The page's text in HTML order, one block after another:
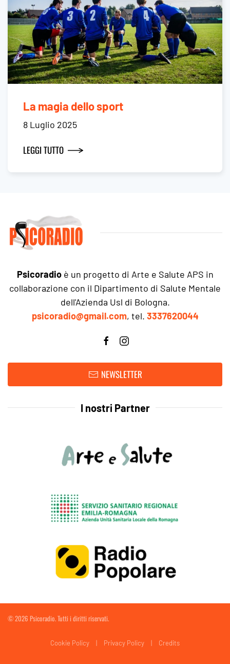
La magia dello sport
8 Luglio 2025
LEGGI TUTTO
Psicoradioè un progetto di Arte e Salute APS in
collaborazione con il Dipartimento di Salute Mentale
dell'Azienda Usl di Bologna.
psicoradio@gmail.com, tel. 3337620044
NEWSLETTER
I nostri Partner
©2026 Psicoradio. Tutti i diritti riservati.
Cookie Policy | Privacy Policy | Credits